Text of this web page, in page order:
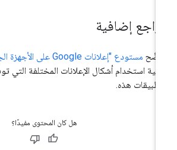
إضافية
مستودع "إعلانات Google على الأجهزة الجوّالة"
استخدام أشكال الإعلانات المختلفة التي
هذه.
هل كان المحتوى مفيدًا؟